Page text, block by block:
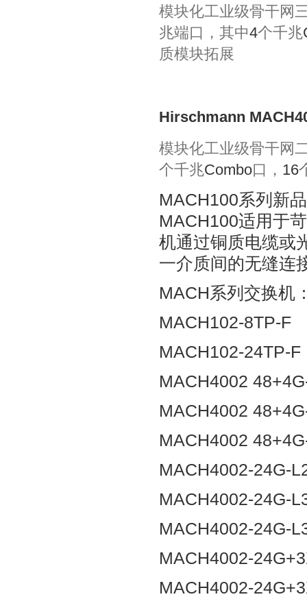
模块化工业级骨干网
兆端口，其中4个千兆
质模块拓展
Hirschmann
模块化工业级骨干网
个千兆Combo口， 16
MACH100系列新
MACH100适用于
机通过铜质电缆或
一介质间的无缝连
MACH系列交换机
MACH102-8TP-F
MACH102-24TP-F
MACH4002
MACH4002
MACH4002
MACH4002-24G-
MACH4002-24G-
MACH4002-24G-
MACH4002-
MACH4002-